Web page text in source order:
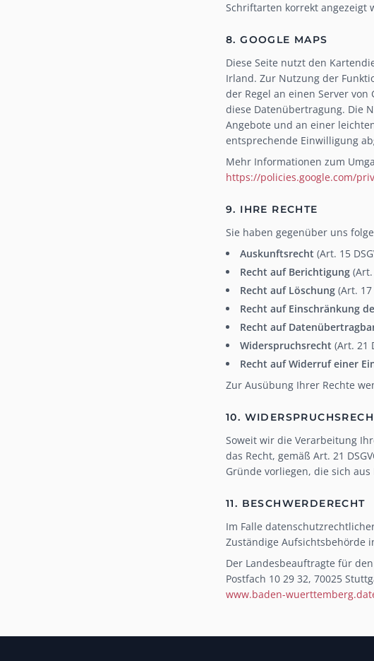
Schriftarten korrekt angezeigt
8. GOOGLE MAPS
Diese Seite nutzt den
Irland. Zur Nutzung der
der Regel an einen Server
diese Datenübertragung. Die
Angebote und an einer
entsprechende Einwilligung
Mehr Informationen zum
https://policies.google.com/
9. IHRE RECHTE
Sie haben gegenüber uns
Auskunftsrecht (Art. 15
Recht auf Berichtigung (Art.
Recht auf Löschung (Art. 17
Recht auf Einschränkung
Recht auf
Widerspruchsrecht (Art. 21
Recht auf Widerruf einer
Zur Ausübung Ihrer Rechte
10.
Soweit wir die Verarbeitung
das Recht, gemäß Art. 21
Gründe vorliegen, die sich
11. BESCHWERDERECHT
Im Falle
Zuständige Aufsichtsbehörde
Der Landesbeauftragte für
Postfach 10 29 32, 70025
www.baden-